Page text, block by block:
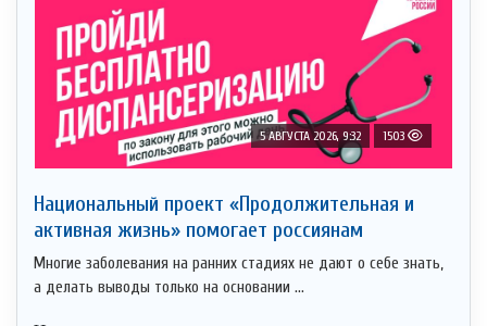
5 АВГУСТА 2026, 9:32 1503
Национальный проект «Продолжительная и
активная жизнь» помогает россиянам
Многие заболевания на ранних стадиях не дают о себе знать,
а делать выводы только на основании ...